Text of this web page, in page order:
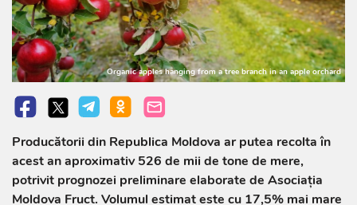
Organic apples hanging from a tree branch in an apple orchard
Producătorii din Republica Moldova ar putea recolta în
acest an aproximativ 526 de mii de tone de mere,
potrivit prognozei preliminare elaborate de Asociația
Moldova Fruct. Volumul estimat este cu 17,5% mai mare